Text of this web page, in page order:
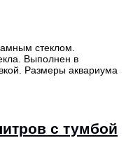
стеклом.
Выполнен в
Размеры аквариума
с тумбой